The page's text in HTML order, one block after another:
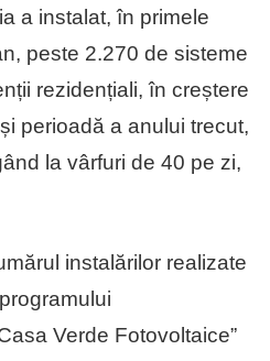
a instalat, în primele
peste 2.270 de sisteme
rezidențiali, în creștere
perioadă a anului trecut,
la vârfuri de 40 pe zi,
instalărilor realizate
Verde Fotovoltaice”